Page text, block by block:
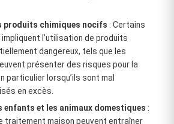
produits chimiques nocifs : Certains
l’utilisation de produits
dangereux, tels que les
présenter des risques pour la
particulier lorsqu’ils sont mal
en excès.
enfants et les animaux domestiques :
traitement maison peuvent entraîner